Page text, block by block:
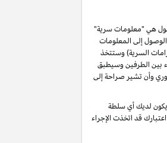
هي "معلومات سرية"
إلى المعلومات
السرية) وستتخذ
بين الطرفين وسيطبق
وأن تشير صراحة إلى
يكون لديك أي سلطة
قد اتخذت الإجراء